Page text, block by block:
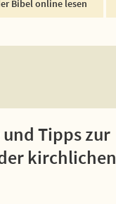
Bibel online lesen
Tipps zur
kirchlichen